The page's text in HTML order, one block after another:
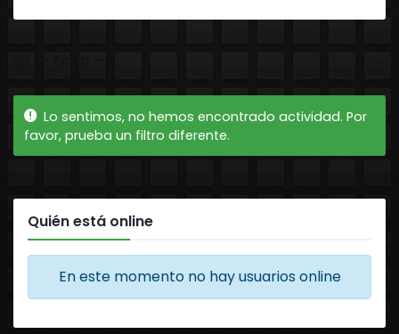
Lo sentimos, no hemos encontrado actividad. Por
favor, prueba un filtro diferente.
Quién está online
En este momento no hay usuarios online